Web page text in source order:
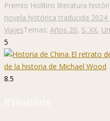
Premio Hislibris literatura
novela histórica traducida 2024
ViajesTemas: Años 20, S. XX,
5
8.5
P. Hislibris